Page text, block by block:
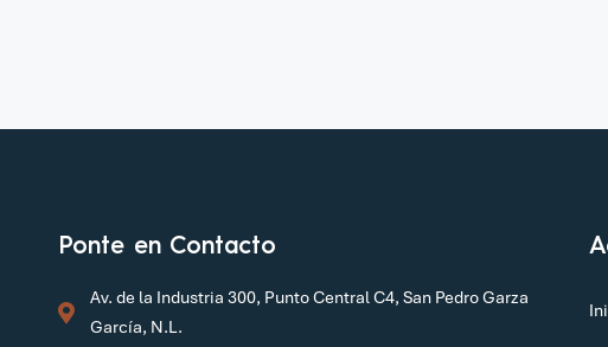
Ponte en Contacto
Av. de la Industria 300, Punto Central C4, San Pedro Garza
García, N.L.